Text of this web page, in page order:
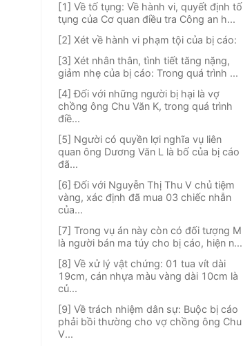
[1] Về tố tụng: Về hành vi, quyết định tố
tụng của Cơ quan điều tra Công an h...
[2] Xét về hành vi phạm tội của bị cáo:
[3] Xét nhân thân, tình tiết tăng nặng,
giảm nhẹ của bị cáo: Trong quá trình ...
[4] Đối với những người bị hại là vợ
chồng ông Chu Văn K, trong quá trình
điề...
[5] Người có quyền lợi nghĩa vụ liên
quan ông Dương Văn L là bố của bị cáo
đã...
[6] Đối với Nguyễn Thị Thu V chủ tiệm
vàng, xác định đã mua 03 chiếc nhẫn
của...
[7] Trong vụ án này còn có đối tượng M
là người bán ma túy cho bị cáo, hiện n...
[8] Về xử lý vật chứng: 01 tua vít dài
19cm, cán nhựa màu vàng dài 10cm là
củ...
[9] Về trách nhiệm dân sự: Buộc bị cáo
phải bồi thường cho vợ chồng ông Chu
V...